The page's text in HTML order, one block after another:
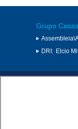
Grupo
DRI: Elcio